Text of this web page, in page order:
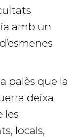
amb un
palès que la
deixa
les
locals,